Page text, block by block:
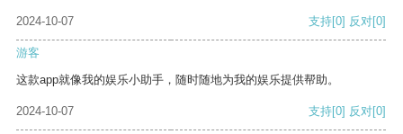
2024-10-07 支持[0] 反对[0]
游客
这款app就像我的娱乐小助手，随时随地为我的娱乐提供帮助。
2024-10-07 支持[0] 反对[0]